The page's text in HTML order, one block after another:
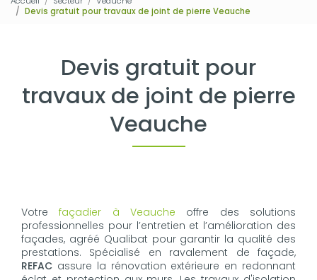
Devis gratuit pour travaux de joint de pierre Veauche
Devis gratuit pour
travaux de joint de pierre
Veauche
Votre façadier à Veauche offre des solutions
professionnelles pour l’entretien et l’amélioration des
façades, agréé Qualibat pour garantir la qualité des
prestations. Spécialisé en ravalement de façade,
REFAC assure la rénovation extérieure en redonnant